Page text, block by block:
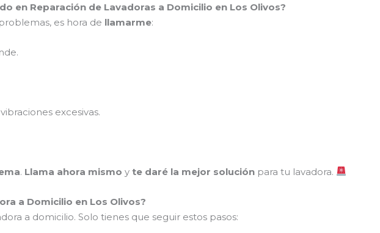
en Reparación de Lavadoras a Domicilio en Los Olivos?
es hora de llamarme:
excesivas.
. Llama ahora mismo y te daré la mejor solución para tu lavadora.
a Domicilio en Los Olivos?
a domicilio. Solo tienes que seguir estos pasos: